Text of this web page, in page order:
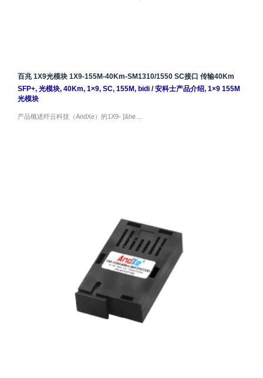
百兆 1X9光模块 1X9-155M-40Km-SM1310/1550 SC接口 传输40Km
SFP+, 光模块, 40Km, 1×9, SC, 155M, bidi/安科士产品介绍, 1×9 155M
光模块
产品概述纤云科技（AndXe）的1X9- [&he…